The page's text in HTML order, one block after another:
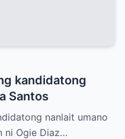
kandidatong
Santos
nanlait umano
ni Ogie Diaz…